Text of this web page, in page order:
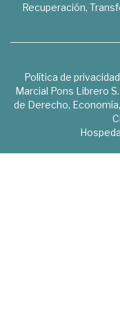
Recuperación,
Política de privacidad
Marcial Pons Librero
de Derecho,